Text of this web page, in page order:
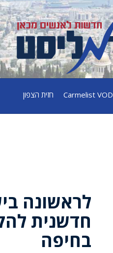
Carmelist VOD חזית הצפון
לראשונה
חדשנית
בחיפה